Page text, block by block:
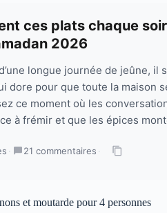
ces plats chaque
2026
longue journée de jeûne, il
dore pour que toute la maison
ce moment où les
à frémir et que les épices
· 21 commentaires ·
et moutarde pour 4 personnes